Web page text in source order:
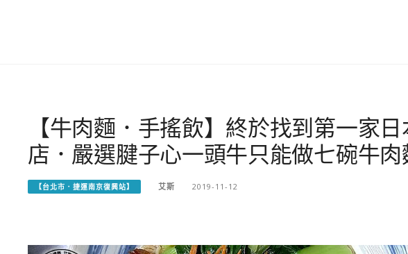
【牛肉麵．手搖飲】終於找到第一家
店．嚴選腱子心一頭牛只能做七碗牛
【台北市．捷運南京復興站】 艾斯 2019-11-12